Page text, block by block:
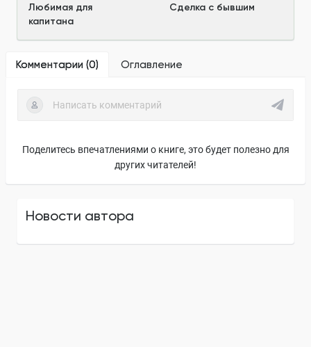
Любимая для
капитана
Сделка с бывшим
Комментарии (0) Оглавление
Поделитесь впечатлениями о книге, это будет полезно для
других читателей!
Новости автора